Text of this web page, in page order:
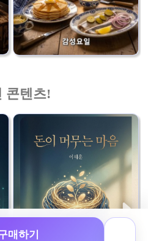
매하기
콘텐츠!